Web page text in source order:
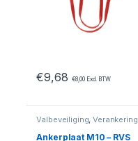
€9,68 €8,00Excl. BTW
Valbeveiliging,Verankering
Ankerplaat M10 – RVS